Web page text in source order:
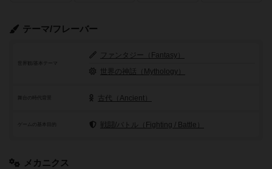
テーマ/フレーバー
世界観/基本テーマ
ファンタジー（Fantasy）
世界の神話（Mythology）
舞台の時代背景 古代（Ancient）
ゲームの基本目的 戦闘/バトル（Fighting / Battle）
メカニクス